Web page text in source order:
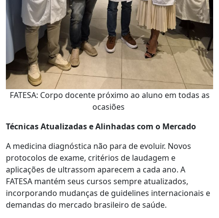
FATESA: Corpo docente próximo ao aluno em todas as
ocasiões
Técnicas Atualizadas e Alinhadas com o Mercado
A medicina diagnóstica não para de evoluir. Novos
protocolos de exame, critérios de laudagem e
aplicações de ultrassom aparecem a cada ano. A
FATESA mantém seus cursos sempre atualizados,
incorporando mudanças de guidelines internacionais e
demandas do mercado brasileiro de saúde.